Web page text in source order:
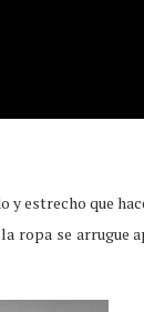
y estrecho que
ropa se arrugue